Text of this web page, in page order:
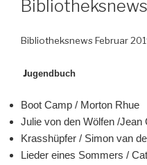
Bibliotheksnews Februar
Jugendbuch
Boot Camp / Morton Rhue
Julie von den Wölfen /Jean
Krasshüpfer / Simon van
Lieder eines Sommers /